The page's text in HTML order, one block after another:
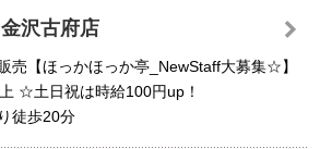
沢古府店
売【ほっかほっか亭_NewStaff大募集☆】
☆土日祝は時給100円up！
徒歩20分